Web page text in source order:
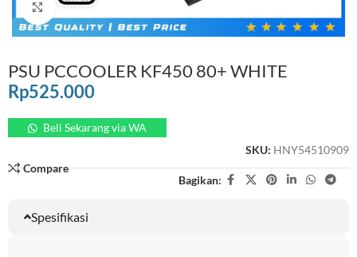
Click to enlarge
PSU PCCOOLER KF450 80+ WHITE
Rp525.000
Beli Sekarang via WA
SKU: HNY54510909
Compare
Bagikan:
Spesifikasi